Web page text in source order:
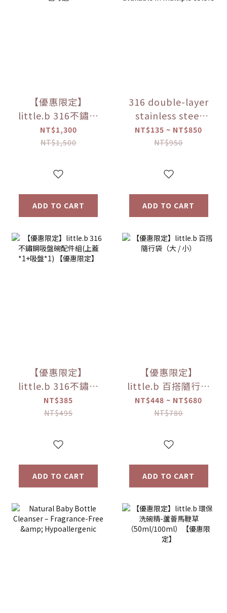
【優惠限定】
little.b 316不鏽鋼
餐具系列｜雙層不
鏽鋼寬口麥片吸盤
選
NT$1,300
NT$1,500
ADD TO CART
316 double-layer
stainless steel
three-purpose
drinking cup
multiple colors
NT$135 ~ NT$850
NT$950
ADD TO CART
【優惠限定】
little.b 316不鏽鋼
吸盤碗配件組(上蓋
*1+吸盤*1) 【優惠
NT$385
NT$495
ADD TO CART
【優惠限定】
little.b 百搭隨行袋
（大 / 小）
NT$448 ~ NT$680
NT$780
ADD TO CART